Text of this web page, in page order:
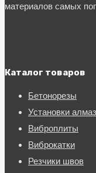
материалов самых
Каталог товаров
Бетонорезы
Установки
Виброплиты
Виброкатки
Резчики швов